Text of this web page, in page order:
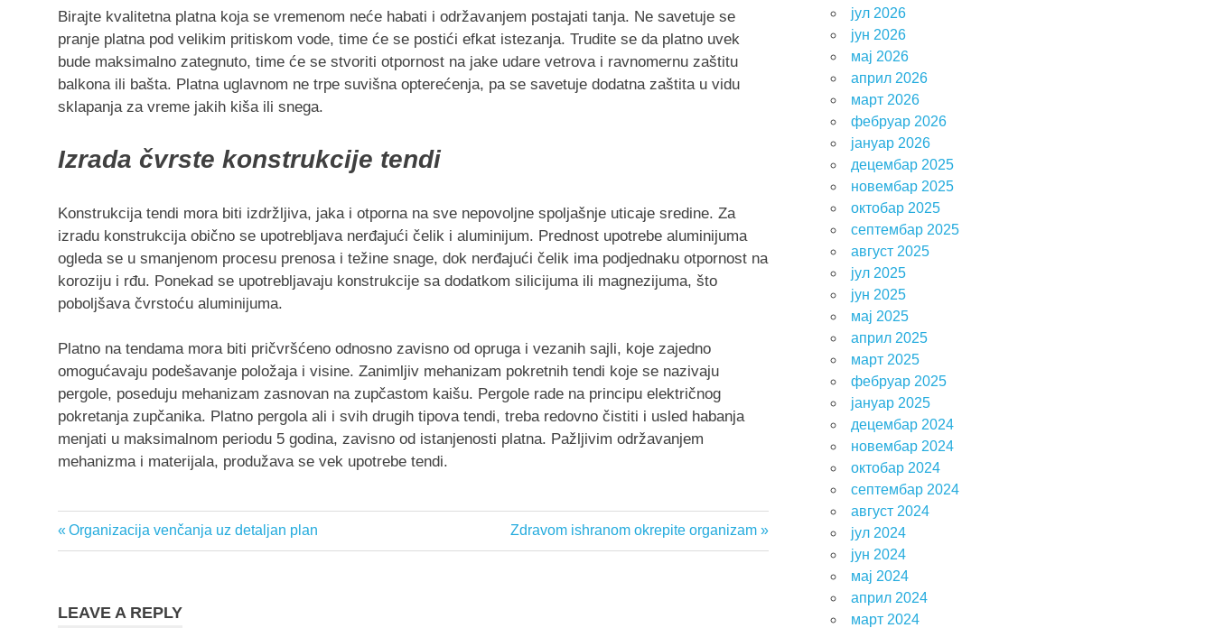
Birajte kvalitetna platna koja se vremenom neće habati i održavanjem postajati tanja. Ne savetuje se
pranje platna pod velikim pritiskom vode, time će se postići efkat istezanja. Trudite se da platno uvek
bude maksimalno zategnuto, time će se stvoriti otpornost na jake udare vetrova i ravnomernu zaštitu
balkona ili bašta. Platna uglavnom ne trpe suvišna opterećenja, pa se savetuje dodatna zaštita u vidu
sklapanja za vreme jakih kiša ili snega.
Izrada čvrste konstrukcije tendi
Konstrukcija tendi mora biti izdržljiva, jaka i otporna na sve nepovoljne spoljašnje uticaje sredine. Za
izradu konstrukcija obično se upotrebljava nerđajući čelik i aluminijum. Prednost upotrebe aluminijuma
ogleda se u smanjenom procesu prenosa i težine snage, dok nerđajući čelik ima podjednaku otpornost na
koroziju i rđu. Ponekad se upotrebljavaju konstrukcije sa dodatkom silicijuma ili magnezijuma, što
poboljšava čvrstoću aluminijuma.
Platno na tendama mora biti pričvršćeno odnosno zavisno od opruga i vezanih sajli, koje zajedno
omogućavaju podešavanje položaja i visine. Zanimljiv mehanizam pokretnih tendi koje se nazivaju
pergole, poseduju mehanizam zasnovan na zupčastom kaišu. Pergole rade na principu električnog
pokretanja zupčanika. Platno pergola ali i svih drugih tipova tendi, treba redovno čistiti i usled habanja
menjati u maksimalnom periodu 5 godina, zavisno od istanjenosti platna. Pažljivim održavanjem
mehanizma i materijala, produžava se vek upotrebe tendi.
Кретање
Previous
Post:
Organizacija venčanja uz detaljan plan
Next
Post:
Zdravom ishranom okrepite organizam
LEAVE A REPLY
јул 2026
јун 2026
мај 2026
април 2026
март 2026
фебруар 2026
јануар 2026
децембар 2025
новембар 2025
октобар 2025
септембар 2025
август 2025
јул 2025
јун 2025
мај 2025
април 2025
март 2025
фебруар 2025
јануар 2025
децембар 2024
новембар 2024
октобар 2024
септембар 2024
август 2024
јул 2024
јун 2024
мај 2024
април 2024
март 2024